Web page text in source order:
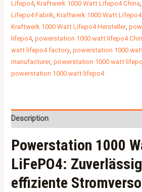
Lifepo4,Kraftwerk 1000 Watt Lifepo4 China
Lifepo4 Fabrik,Kraftwerk 1000 Watt
Kraftwerk 1000 Watt Lifepo4 Hersteller,
lifepo4,powerstation 1000 watt lifepo4
watt lifepo4 factory,powerstation 1000
manufacturer,powerstation 1000 watt
powerstation 1000 watt lifepo4
Description
Powerstation 1000
LiFePO4:
effiziente